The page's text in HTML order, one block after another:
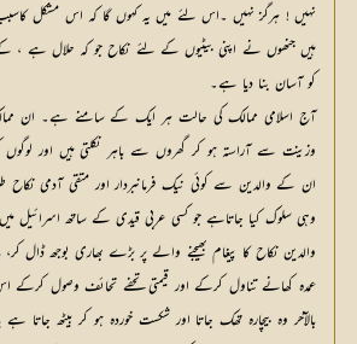
نہیں ! ہرگز نہیں ۔اس لئے میں یہ کہوں گا کہ اس مشکل
ہیں جنھوں نے اپنی بیٹیوں کے لئے نکاح جو کہ حلال ہے ، کے
کو آسان بنا دیا ہے۔
آج اسلامی ممالک کی حالت ہر ایک کے سامنے ہے۔ ان
وزینت سے آراستہ ہو کر گھروں سے باہر نکلتی ہیں اور لوگوں
ان کے والدین سے کوئی نیک فرمانبردار اور متقی آدمی
وہی سلوک کیا جاتاہے جو کسی عربی قیدی کے ساتھ اسرائیل
والدین نکاح کا پیغام بھیجنے والے پر بڑے بھاری بوجھ ڈال
عمدہ کھانے تناول کرکے اور قیمتی تحفے تحائف وصول کرکے
بالآخر وہ بیچارہ تھک جاتا اور شکست خوردہ ہو کر بیٹھ جاتا